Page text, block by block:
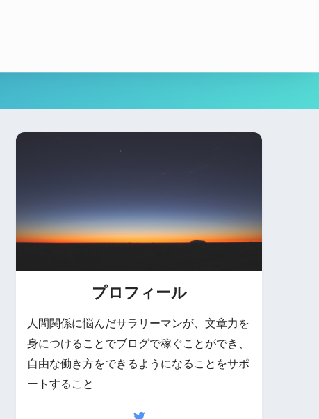
プロフィール
人間関係に悩んだサラリーマンが、文章力を
身につけることでブログで稼ぐことができ、
自由な働き方をできるようになることをサポ
ートすること